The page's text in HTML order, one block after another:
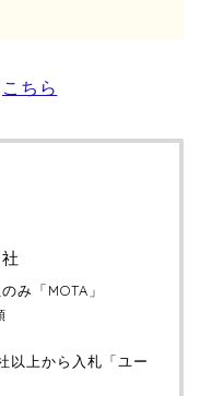
こちら
み「MOTA」
以上から入札「ユー